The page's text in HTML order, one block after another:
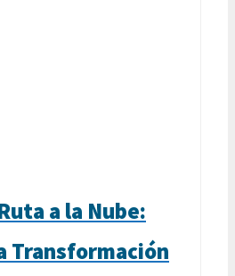
a la Nube:
Transformación